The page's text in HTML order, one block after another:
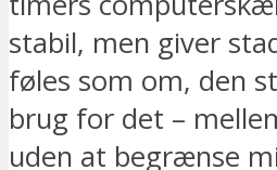
stabil, men giver
føles som om, den
brug for det –
uden at begrænse